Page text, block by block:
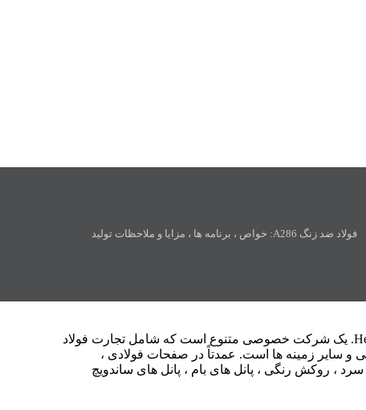
فولاد ضد زنگ A286: خواص ، برنامه ها ، مزایا و ملاحظات تولید
شرکت صنعتی Henan Gengfei ، Ltd. یک شرکت خصوصی متنوع است که شامل تجارت فولاد
و سایر زمینه ها است. عمدتاً در صفحات فولادی ،
سرد ، روکش رنگی ، پانل های بام ، پانل های ساندویچ